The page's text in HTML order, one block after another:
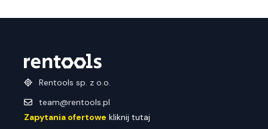
Rentools sp. z o.o.
team@rentools.pl
Zapytania ofertowe kliknij tutaj